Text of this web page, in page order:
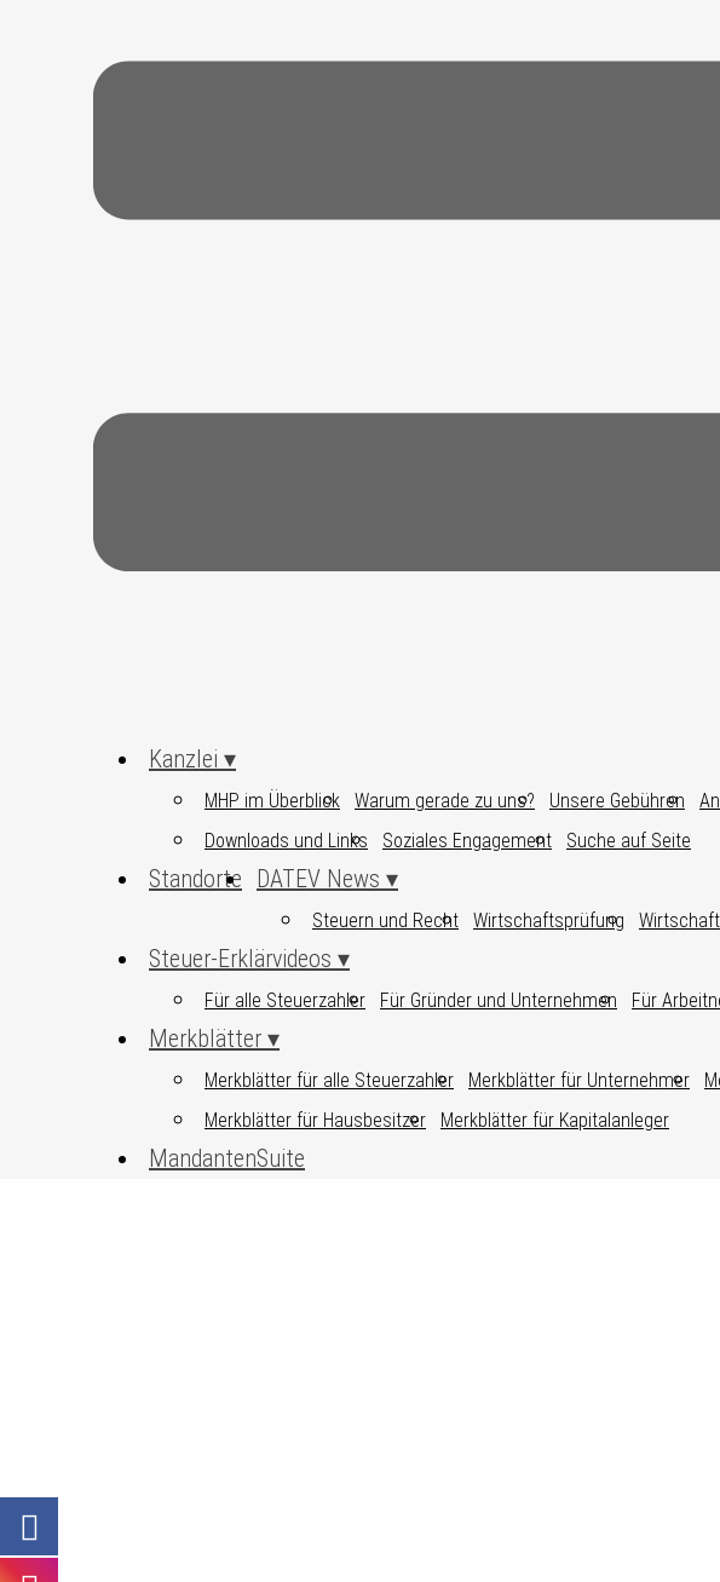
Kanzlei
MHP im Überblick Warum gerade zu uns? Unsere Gebühren
Downloads und Links
Soziales Engagement Suche auf Seite
Standorte DATEV News
Steuern und Recht Wirtschaftsprüfung Wirtschaft
Steuer-Erklärvideos
Für alle Steuerzahler Für Gründer und Unternehmen Für
Merkblätter
Merkblätter für alle Steuerzahler Merkblätter für Unternehmer
Merkblätter für Hausbesitzer
Merkblätter für Kapitalanleger
MandantenSuite